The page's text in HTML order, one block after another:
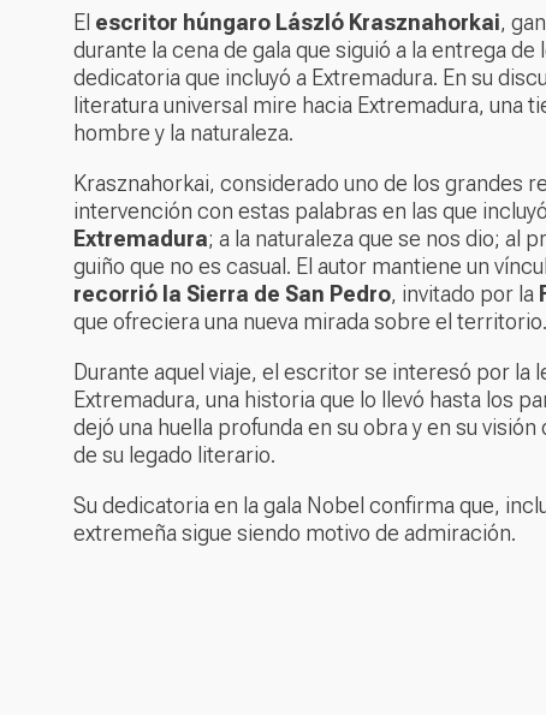
El escritor húngaro László Krasznahorkai,
durante la cena de gala que siguió a la entrega
dedicatoria que incluyó a Extremadura. En su
literatura universal mire hacia Extremadura, una
hombre y la naturaleza.
Krasznahorkai, considerado uno de los grandes
intervención con estas palabras en las que
Extremadura; a la naturaleza que se nos dio; al
guiño que no es casual. El autor mantiene un
recorrió la Sierra de San Pedro, invitado por la
que ofreciera una nueva mirada sobre el territorio.
Durante aquel viaje, el escritor se interesó por
Extremadura, una historia que lo llevó hasta los
dejó una huella profunda en su obra y en su
de su legado literario.
Su dedicatoria en la gala Nobel confirma que,
extremeña sigue siendo motivo de admiración.